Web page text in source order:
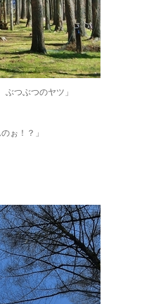
つぶつのヤツ」
ぉ！？」